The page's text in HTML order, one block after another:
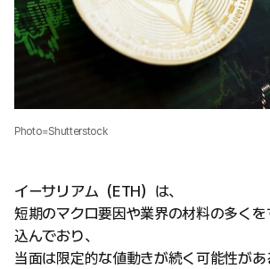
Photo=Shutterstock
イーサリアム（ETH）は、
短期のマクロ要因や業界の材料の多く
込んでおり、
当面は限定的な値動きが続く可能性が